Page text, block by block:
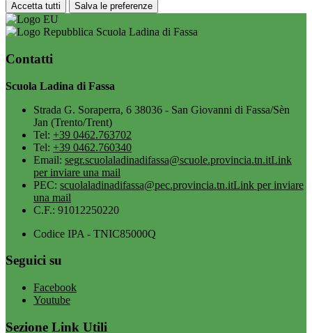
Accetta tutti Salva le preferenze
Scuola Ladina di Fassa
Contatti
Scuola Ladina di Fassa
Strada G. Soraperra, 6 38036 - San Giovanni di Fassa/Sèn
Jan (Trento/Trent)
Tel: +39 0462.763702
Tel: +39 0462.760340
Email: segr.scuolaladinadifassa@scuole.provincia.tn.itLink
per inviare una mail
PEC: scuolaladinadifassa@pec.provincia.tn.itLink per inviare
una mail
C.F.: 91012250220
Codice IPA - TNIC85000Q
Seguici su
Facebook
Youtube
Sezione Link Utili